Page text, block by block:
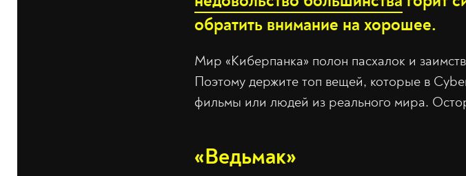
обратить внимание на хорошее.
Мир «Киберпанка» полон пасхалок и
Поэтому держите топ вещей, которые в
фильмы или людей из реального мира.
«Ведьмак»